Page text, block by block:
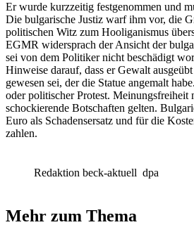
Er wurde kurzzeitig festgenommen und
Die bulgarische Justiz warf ihm vor, die
politischen Witz zum Hooliganismus
EGMR widersprach der Ansicht der
sei von dem Politiker nicht beschädigt
Hinweise darauf, dass er Gewalt ausgeübt
gewesen sei, der die Statue angemalt
oder politischer Protest. Meinungsfreiheit
schockierende Botschaften gelten.
Euro als Schadensersatz und für die
zahlen.
Redaktion beck-aktuell dpa
Mehr zum Thema